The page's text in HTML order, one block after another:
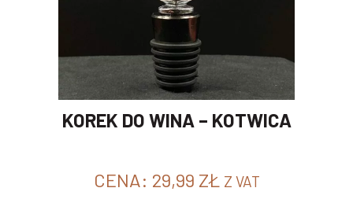
KOREK DO WINA – KOTWICA
CENA: 29,99 ZŁ Z VAT